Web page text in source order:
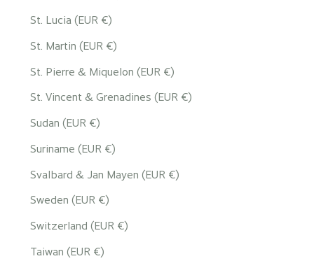
St. Lucia (EUR €)
St. Martin (EUR €)
St. Pierre & Miquelon (EUR €)
St. Vincent & Grenadines (EUR €)
Sudan (EUR €)
Suriname (EUR €)
Svalbard & Jan Mayen (EUR €)
Sweden (EUR €)
Switzerland (EUR €)
Taiwan (EUR €)